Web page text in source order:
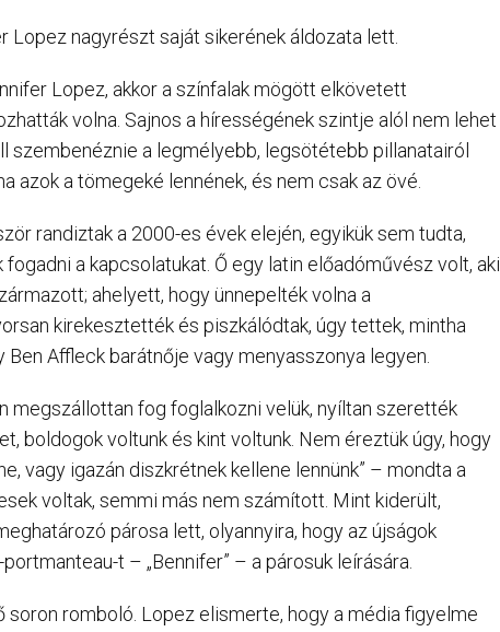
Lopez nagyrészt saját sikerének áldozata lett.
Lopez, akkor a színfalak mögött elkövetett
volna. Sajnos a hírességének szintje alól nem lehet
szembenéznie a legmélyebb, legsötétebb pillanatairól
azok a tömegeké lennének, és nem csak az övé.
randiztak a 2000-es évek elején, egyikük sem tudta,
a kapcsolatukat. Ő egy latin előadóművész volt, aki
ahelyett, hogy ünnepelték volna a
kirekesztették és piszkálódtak, úgy tettek, mintha
Affleck barátnője vagy menyasszonya legyen.
megszállottan fog foglalkozni velük, nyíltan szerették
boldogok voltunk és kint voltunk. Nem éreztük úgy, hogy
vagy igazán diszkrétnek kellene lennünk” – mondta a
voltak, semmi más nem számított. Mint kiderült,
párosa lett, olyannyira, hogy az újságok
t – „Bennifer” – a párosuk leírására.
romboló. Lopez elismerte, hogy a média figyelme